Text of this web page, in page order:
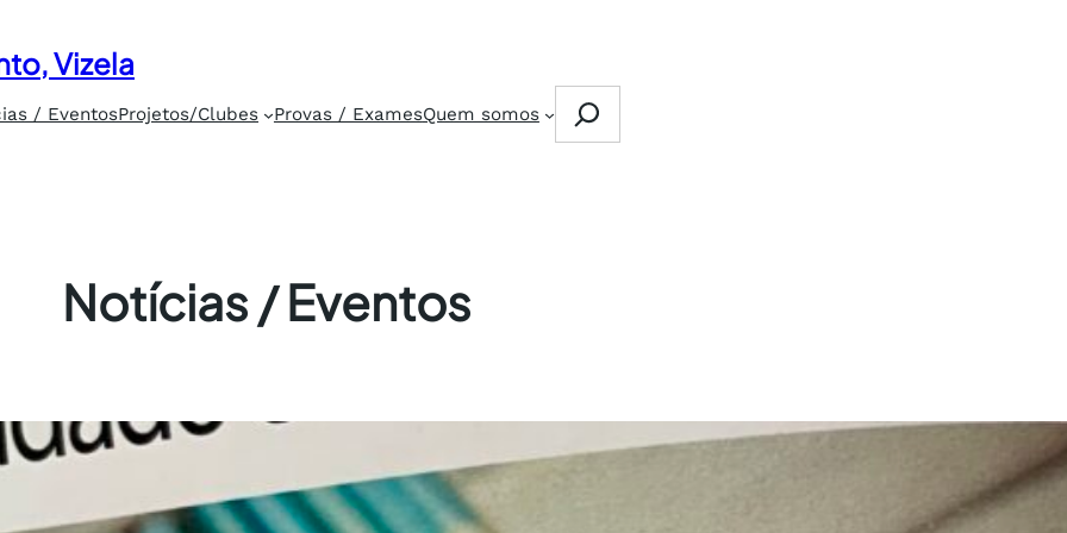
Vizela
/ EventosProjetos/Clubes Provas / ExamesQuem somos
Search
Notícias / Eventos